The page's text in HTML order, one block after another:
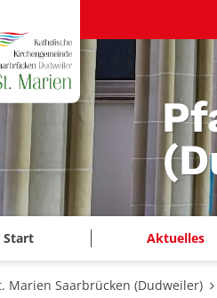
Start Aktuelles
Marien Saarbrücken (Dudweiler)